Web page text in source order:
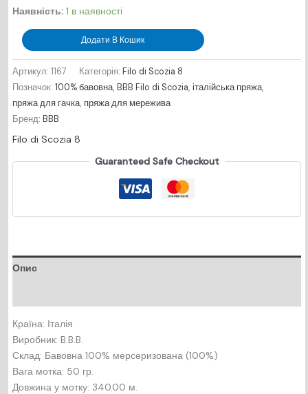
Наявність: 1 в наявності
Filo
Scozia
8
-
№1167
жовтий
кількість
Додати В Кошик
Артикул: 1167 Категорія: Filo di Scozia 8
Позначок: 100% бавовна, BBB Filo di Scozia, італійська пряжа,
пряжа для гачка, пряжа для мережива
Бренд: BBB
Filo di Scozia 8
Guaranteed Safe Checkout
Опис
Країна: Італія
Виробник: B.B.B.
Склад: Бавовна 100% мерсеризована (100%)
Вага мотка: 50 гр.
Довжина у мотку: 340.00 м.